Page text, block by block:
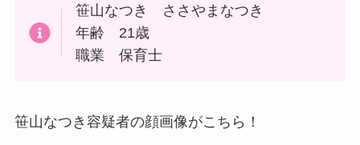
笹山なつき ささやまなつき
年齢 21歳
職業 保育士
笹山なつき容疑者の顔画像がこちら！